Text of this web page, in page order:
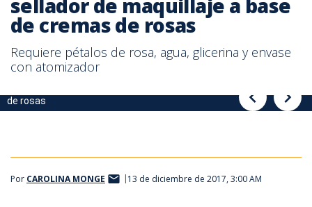
sellador de maquillaje a base
de cremas de rosas
Requiere pétalos de rosa, agua, glicerina y envase
con atomizador
de rosas
de rosas
Por CAROLINA MONGE 13 de diciembre de 2017, 3:00 AM